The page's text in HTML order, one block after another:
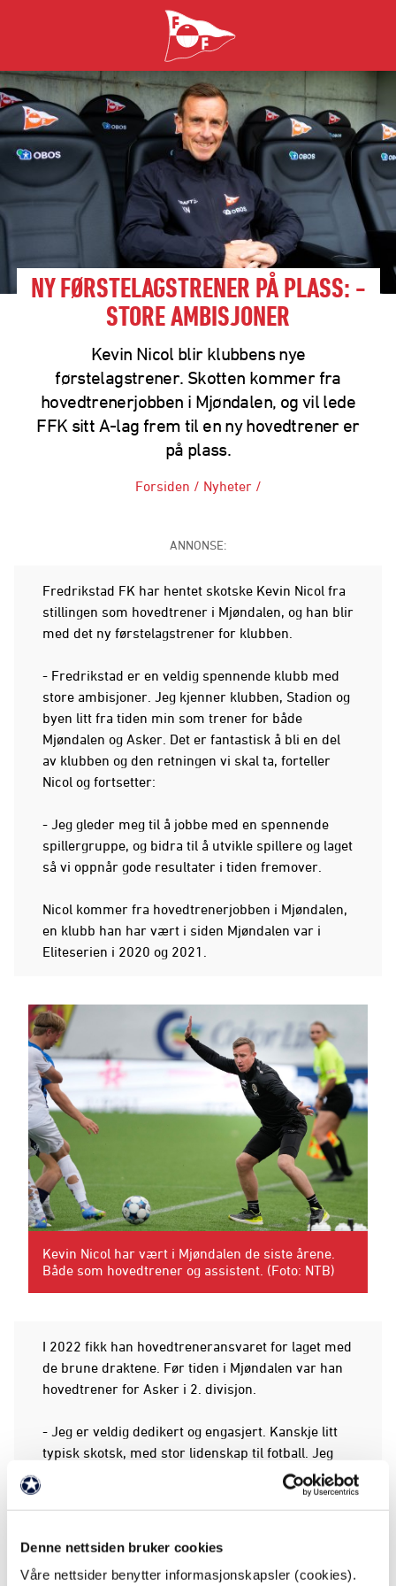
Denne nettsiden bruker cookies
Våre nettsider benytter informasjonskapsler (cookies).
NY FØRSTELAGSTRENER PÅ PLASS: -
STORE AMBISJONER
Kevin Nicol blir klubbens nye
førstelagstrener. Skotten kommer fra
hovedtrenerjobben i Mjøndalen, og vil lede
FFK sitt A-lag frem til en ny hovedtrener er
på plass.
Forsiden / Nyheter /
ANNONSE:
Fredrikstad FK har hentet skotske Kevin Nicol fra
stillingen som hovedtrener i Mjøndalen, og han blir
med det ny førstelagstrener for klubben.
- Fredrikstad er en veldig spennende klubb med
store ambisjoner. Jeg kjenner klubben, Stadion og
byen litt fra tiden min som trener for både
Mjøndalen og Asker. Det er fantastisk å bli en del
av klubben og den retningen vi skal ta, forteller
Nicol og fortsetter:
- Jeg gleder meg til å jobbe med en spennende
spillergruppe, og bidra til å utvikle spillere og laget
så vi oppnår gode resultater i tiden fremover.
Nicol kommer fra hovedtrenerjobben i Mjøndalen,
en klubb han har vært i siden Mjøndalen var i
Eliteserien i 2020 og 2021.
Kevin Nicol har vært i Mjøndalen de siste årene.
Både som hovedtrener og assistent. (Foto: NTB)
I 2022 fikk han hovedtreneransvaret for laget med
de brune draktene. Før tiden i Mjøndalen var han
hovedtrener for Asker i 2. divisjon.
- Jeg er veldig dedikert og engasjert. Kanskje litt
typisk skotsk, med stor lidenskap til fotball. Jeg
elsker å jobbe hardt, elsker å være ute på matta
og jobbe med spillerne. Jeg liker å utvikle gode
relasjoner, ikke bare med spillerne, men også de